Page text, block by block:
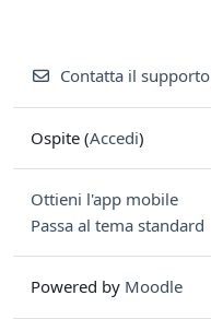
Contatta il supporto
Ospite (Accedi)
Ottieni l'app mobile
Passa al tema standard
Powered by Moodle